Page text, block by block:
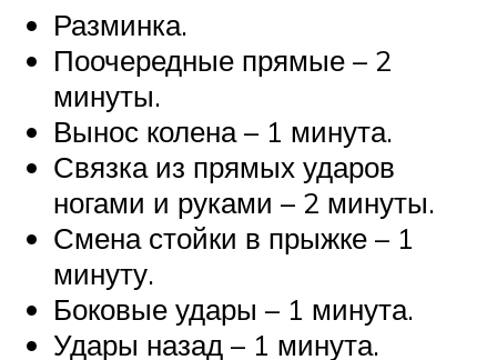
Разминка.
Поочередные прямые – 2
минуты.
Вынос колена – 1 минута.
Связка из прямых ударов
ногами и руками – 2 минуты.
Смена стойки в прыжке – 1
минуту.
Боковые удары – 1 минута.
Удары назад – 1 минута.